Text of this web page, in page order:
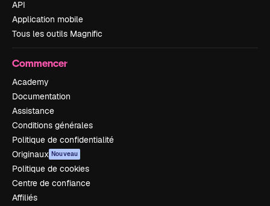
API
Application mobile
Tous les outils Magnific
Commencer
Academy
Documentation
Assistance
Conditions générales
Politique de confidentialité
Originaux Nouveau
Politique de cookies
Centre de confiance
Affiliés